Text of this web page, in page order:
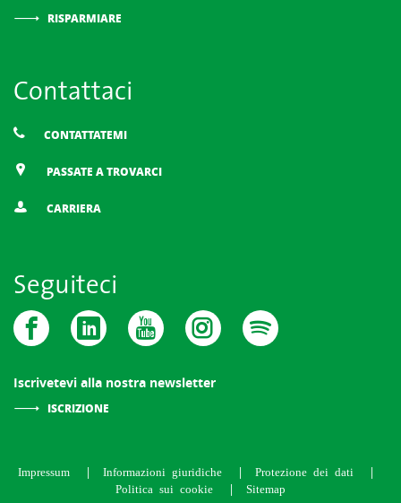
RISPARMIARE
Contattaci
CONTATTATEMI
PASSATE A TROVARCI
CARRIERA
Seguiteci
Iscrivetevi alla nostra newsletter
ISCRIZIONE
Impressum Informazioni giuridiche
Protezione dei dati
Politica sui cookie
Sitemap